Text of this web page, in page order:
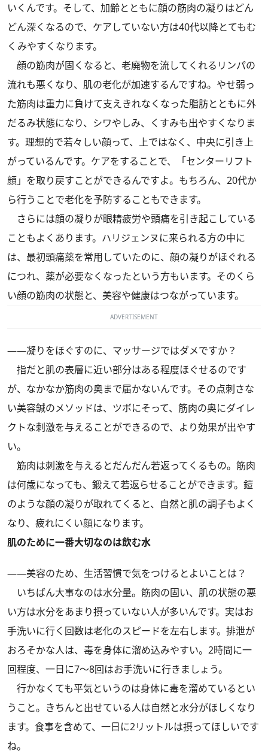
いくんです。そして、加齢とともに顔の筋肉の凝りはどん
どん深くなるので、ケアしていない方は40代以降とてもむ
くみやすくなります。
顔の筋肉が固くなると、老廃物を流してくれるリンパの
流れも悪くなり、肌の老化が加速するんですね。やせ弱っ
た筋肉は重力に負けて支えきれなくなった脂肪とともに外
だるみ状態になり、シワやしみ、くすみも出やすくなりま
す。理想的で若々しい顔って、上ではなく、中央に引き上
がっているんです。ケアをすることで、「センターリフト
顔」を取り戻すことができるんですよ。もちろん、20代か
ら行うことで老化を予防することもできます。
さらには顔の凝りが眼精疲労や頭痛を引き起こしている
こともよくあります。ハリジェンヌに来られる方の中に
は、最初頭痛薬を常用していたのに、顔の凝りがほぐれる
につれ、薬が必要なくなったという方もいます。そのくら
い顔の筋肉の状態と、美容や健康はつながっています。
ADVERTISEMENT
――凝りをほぐすのに、マッサージではダメですか？
指だと肌の表層に近い部分はある程度ほぐせるのです
が、なかなか筋肉の奥まで届かないんです。その点刺さな
い美容鍼のメソッドは、ツボにそって、筋肉の奥にダイレ
クトな刺激を与えることができるので、より効果が出やす
い。
筋肉は刺激を与えるとだんだん若返ってくるもの。筋肉
は何歳になっても、鍛えて若返らせることができます。鎧
のような顔の凝りが取れてくると、自然と肌の調子もよく
なり、疲れにくい顔になります。
肌のために一番大切なのは飲む水
――美容のため、生活習慣で気をつけるとよいことは？
いちばん大事なのは水分量。筋肉の固い、肌の状態の悪
い方は水分をあまり摂っていない人が多いんです。実はお
手洗いに行く回数は老化のスピードを左右します。排泄が
おろそかな人は、毒を身体に溜め込みやすい。2時間に一
回程度、一日に7～8回はお手洗いに行きましょう。
行かなくても平気というのは身体に毒を溜めているとい
うこと。きちんと出せている人は自然と水分がほしくなり
ます。食事を含めて、一日に2リットルは摂ってほしいです
ね。